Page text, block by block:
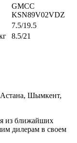
GMCC
KSN89V02VDZ
7.5/19.5
8.5/21
Астана, Шымкент,
из ближайших
дилерам в своем